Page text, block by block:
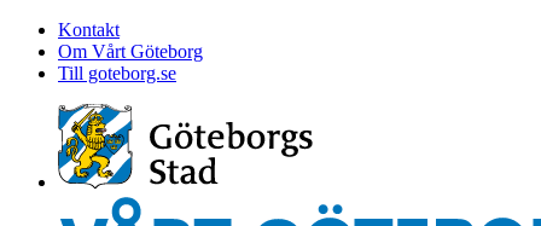
Kontakt
Om Vårt Göteborg
Till goteborg.se